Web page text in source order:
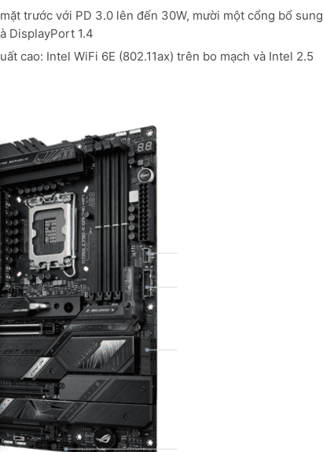
trước với PD 3.0 lên đến 30W, mười một cổng bổ sung
DisplayPort 1.4
cao: Intel WiFi 6E (802.11ax) trên bo mạch và Intel 2.5